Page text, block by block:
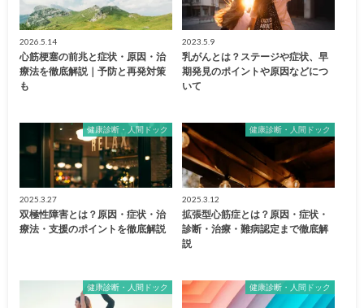
2026.5.14
心筋梗塞の前兆と症状・原因・治
療法を徹底解説｜予防と再発対策
も
2023.5.9
乳がんとは？ステージや症状、早
期発見のポイントや原因などにつ
いて
健康診断・人間ドック
2025.3.27
双極性障害とは？原因・症状・治
療法・支援のポイントを徹底解説
健康診断・人間ドック
2025.3.12
拡張型心筋症とは？原因・症状・
診断・治療・難病認定まで徹底解
説
健康診断・人間ドック 健康診断・人間ドック